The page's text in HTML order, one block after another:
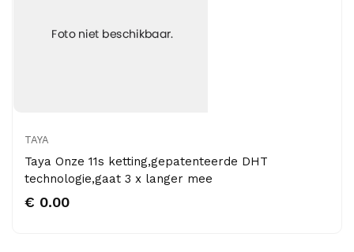
TAYA
Taya Onze 11s ketting,gepatenteerde DHT
technologie,gaat 3 x langer mee
€ 0.00